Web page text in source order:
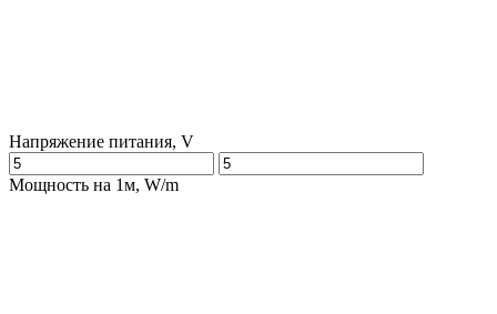
Напряжение питания, V
Мощность на 1м, W/m